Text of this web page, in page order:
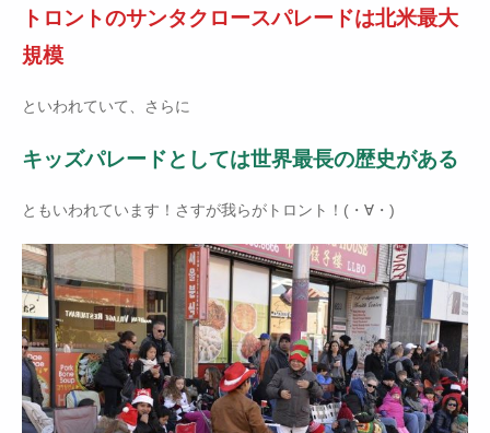
トロントのサンタクロースパレードは北米最大
規模
といわれていて、さらに
キッズパレードとしては世界最長の歴史がある
ともいわれています！さすが我らがトロント！(・∀・)